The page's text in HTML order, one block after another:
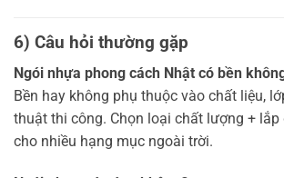
6) Câu hỏi thường gặp
Ngói nhựa phong cách Nhật có bền
Bền hay không phụ thuộc vào chất liệu,
thuật thi công. Chọn loại chất lượng +
cho nhiều hạng mục ngoài trời.